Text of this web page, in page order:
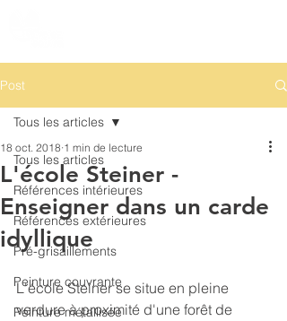
Post
Tous les articles
Références intérieures
Références extérieures
Pré-grisaillements
Peinture couvrante
Peinture métallisée
Tous les articles
L'école Steiner -
Enseigner dans un carde
idyllique
18 oct. 2018 1 min de lecture
L'école Steiner se situe en pleine
verdure à proximité d'une forêt de